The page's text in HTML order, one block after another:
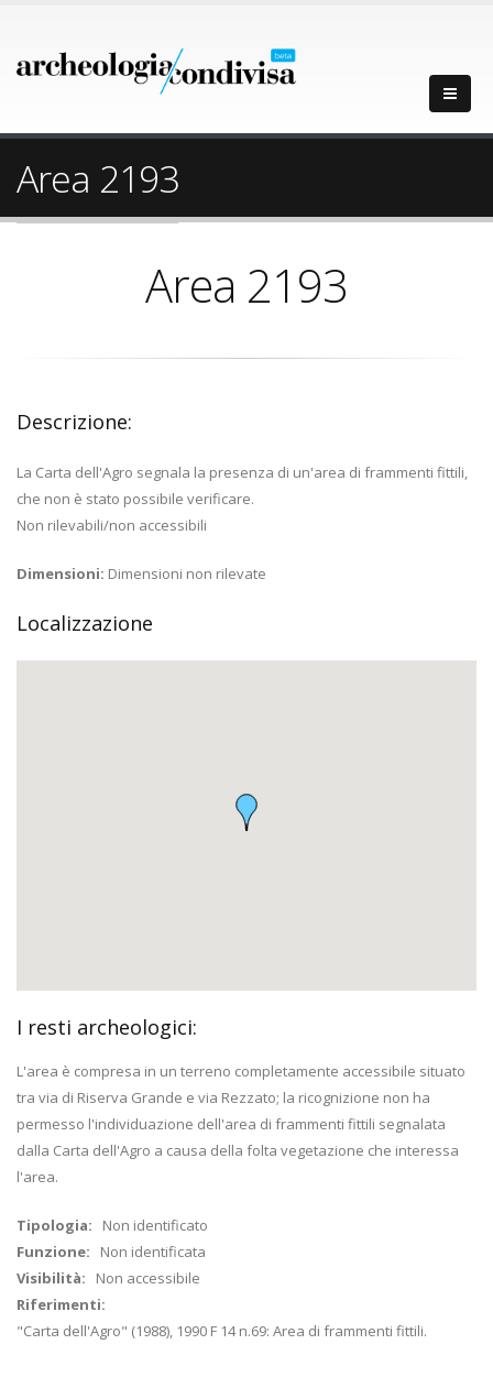
Area 2193
Area 2193
Descrizione:
La Carta dell'Agro segnala la presenza di un'area di frammenti fittili,
che non è stato possibile verificare.
Non rilevabili/non accessibili
Dimensioni: Dimensioni non rilevate
Localizzazione
I resti archeologici:
L'area è compresa in un terreno completamente accessibile situato
tra via di Riserva Grande e via Rezzato; la ricognizione non ha
permesso l'individuazione dell'area di frammenti fittili segnalata
dalla Carta dell'Agro a causa della folta vegetazione che interessa
l'area.
Tipologia: Non identificato
Funzione: Non identificata
Visibilità: Non accessibile
Riferimenti:
"Carta dell'Agro" (1988), 1990 F 14 n.69: Area di frammenti fittili.